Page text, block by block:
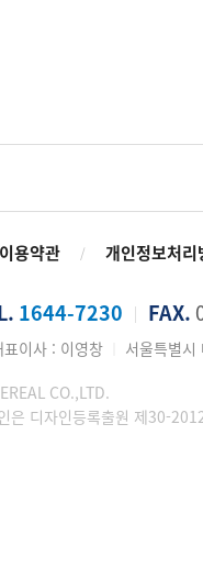
이용약관 / 개인정보처리
1644-7230 FAX.
표이사 : 이영창 서울특별
CO.,LTD.
은 디자인등록출원 제30-